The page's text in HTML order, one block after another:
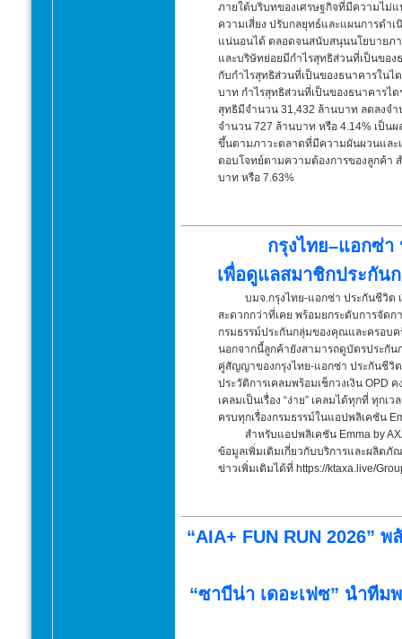
ภายใต้บริบทของเศรษฐกิจที่มีความไม่
ความเสี่ยง ปรับกลยุทธ์และแผนการดำ
แน่นอนได้ ตลอดจนสนับสนุนนโยบายภา
และบริษัทย่อยมีกำไรสุทธิส่วนที่เป็นขอ
กับกำไรสุทธิส่วนที่เป็นของธนาคารในไ
บาท กำไรสุทธิส่วนที่เป็นของธนาคารไ
สุทธิมีจำนวน 31,432 ล้านบาท ลดลงจ
จำนวน 727 ล้านบาท หรือ 4.14% เป็น
ขึ้นตามภาวะตลาดที่มีความผันผวนและเ
ตอบโจทย์ตามความต้องการของลูกค้า
บาท หรือ 7.63%
กรุงไทย–แอกซ่า
เพื่อดูแลสมาชิกประกัน
บมจ.กรุงไทย-แอกซ่า ประกันชีวิต
สะดวกกว่าที่เคย พร้อมยกระดับการจัดก
กรมธรรม์ประกันกลุ่มของคุณและครอบ
นอกจากนี้ลูกค้ายังสามารถดูบัตรประกัน
คู่สัญญาของกรุงไทย-แอกซ่า ประกันชีวิ
ประวัติการเคลมพร้อมเช็กวงเงิน OPD
เคลมเป็นเรื่อง “ง่าย” เคลมได้ทุกที่ ทุก
ครบทุกเรื่องกรมธรรม์ในแอปพลิเคชัน
สำหรับแอปพลิเคชัน Emma by
ข้อมูลเพิ่มเติมเกี่ยวกับบริการและผลิตภั
ข่าวเพิ่มเติมได้ที่ https://ktaxa.live/
“AIA+ FUN RUN 2026”
“ซาบีน่า เดอะเฟซ” นำที